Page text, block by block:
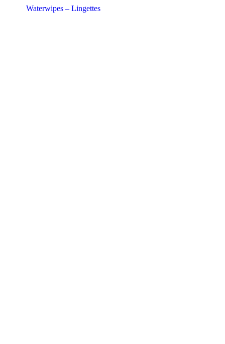
Waterwipes – Lingettes